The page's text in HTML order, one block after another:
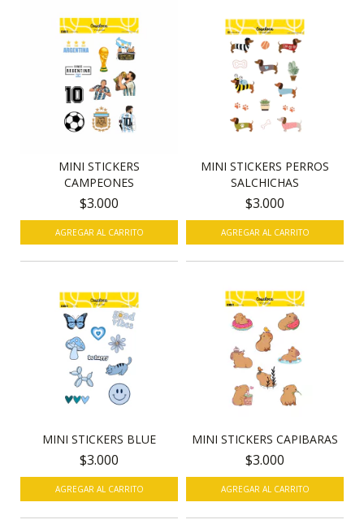
MINI STICKERS
CAMPEONES
$3.000
MINI STICKERS PERROS
SALCHICHAS
$3.000
MINI STICKERS BLUE
$3.000
MINI STICKERS CAPIBARAS
$3.000